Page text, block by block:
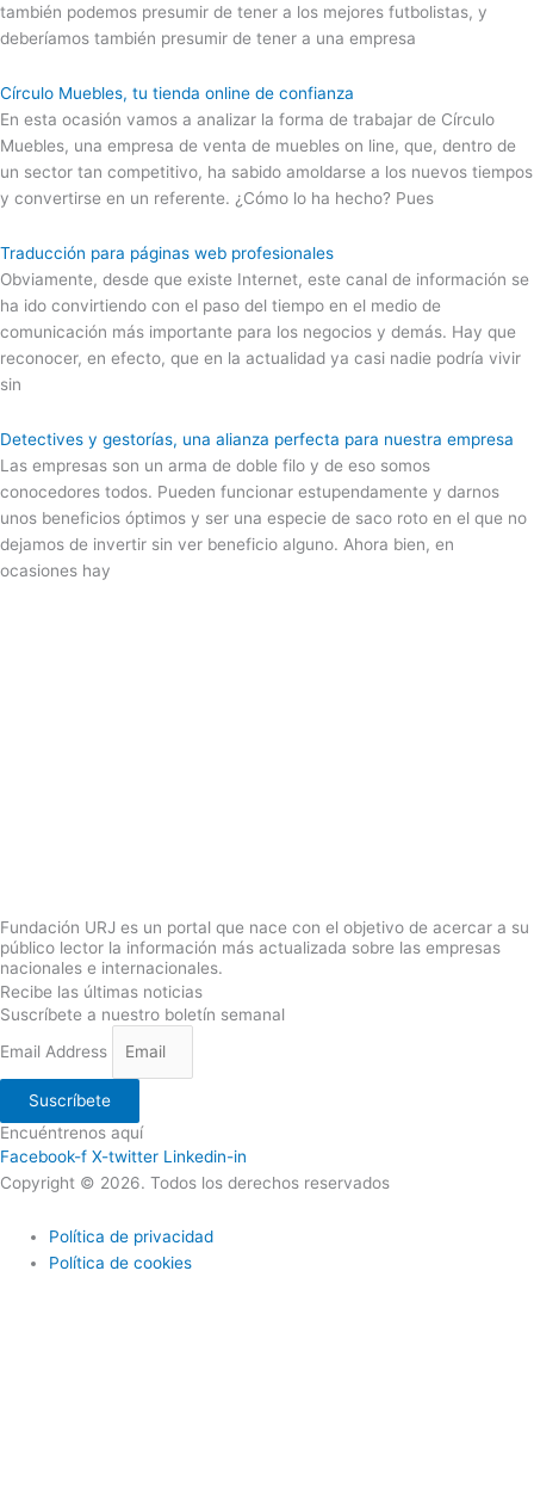
también podemos presumir de tener a los mejores futbolistas, y
deberíamos también presumir de tener a una empresa
Círculo Muebles, tu tienda online de confianza
En esta ocasión vamos a analizar la forma de trabajar de Círculo
Muebles, una empresa de venta de muebles on line, que, dentro de
un sector tan competitivo, ha sabido amoldarse a los nuevos tiempos
y convertirse en un referente. ¿Cómo lo ha hecho? Pues
Traducción para páginas web profesionales
Obviamente, desde que existe Internet, este canal de información se
ha ido convirtiendo con el paso del tiempo en el medio de
comunicación más importante para los negocios y demás. Hay que
reconocer, en efecto, que en la actualidad ya casi nadie podría vivir
sin
Detectives y gestorías, una alianza perfecta para nuestra empresa
Las empresas son un arma de doble filo y de eso somos
conocedores todos. Pueden funcionar estupendamente y darnos
unos beneficios óptimos y ser una especie de saco roto en el que no
dejamos de invertir sin ver beneficio alguno. Ahora bien, en
ocasiones hay
Fundación URJ es un portal que nace con el objetivo de acercar a su
público lector la información más actualizada sobre las empresas
nacionales e internacionales.
Recibe las últimas noticias
Suscríbete a nuestro boletín semanal
Email Address
Suscríbete
Encuéntrenos aquí
Facebook-f X-twitter Linkedin-in
Copyright © 2026. Todos los derechos reservados
Política de privacidad
Política de cookies